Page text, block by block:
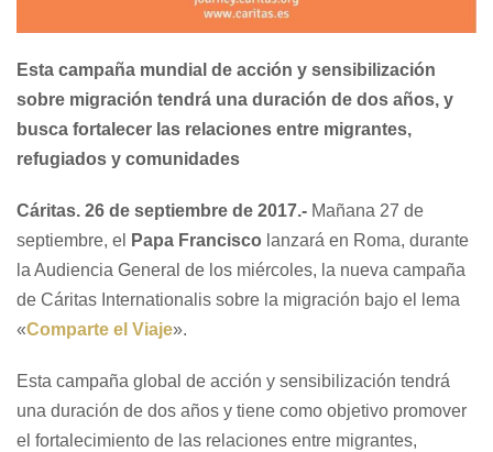
Esta campaña mundial de acción y sensibilización
sobre migración tendrá una duración de dos años, y
busca fortalecer las relaciones entre migrantes,
refugiados y comunidades
Cáritas. 26 de septiembre de 2017.- Mañana 27 de
septiembre, el
Papa Francisco lanzará en Roma, durante
la Audiencia General de los miércoles, la nueva campaña
de Cáritas Internationalis sobre la migración bajo el lema
«Comparte el Viaje».
Esta campaña global de acción y sensibilización tendrá
una duración de dos años y tiene como objetivo promover
el fortalecimiento de las relaciones entre migrantes,